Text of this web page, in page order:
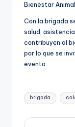
Bienestar
Con la brigada
salud,
contribuyen al
por lo que se
evento.
Etiquetas:
brigada